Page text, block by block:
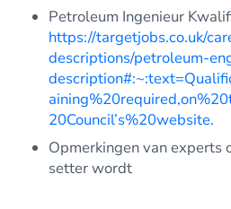
Petroleum Ingenieur
https://targetjobs.co.uk/
descriptions/petroleum-
20Council’s%20website.
Opmerkingen van experts
setter wordt